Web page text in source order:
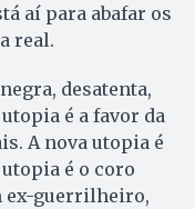
aí para abafar os
real.
desatenta,
é a favor da
A nova utopia é
é o coro
ex-guerrilheiro,